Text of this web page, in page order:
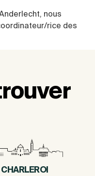
nous
rice des
CHARLEROI